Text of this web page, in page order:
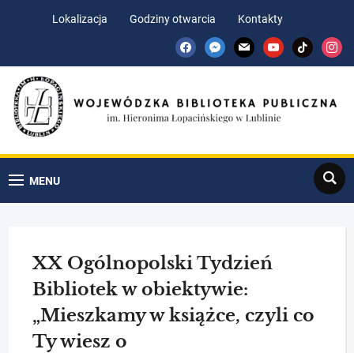
Lokalizacja Godziny otwarcia
Kontakty
facebookmessenger
mail youtubetiktok
MENU
Search
XX Ogólnopolski Tydzień
Bibliotek w obiektywie:
„Mieszkamy w książce, czyli co
Ty wiesz o